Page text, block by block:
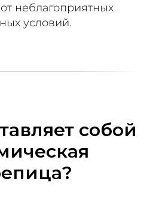
неблагоприятных
условий.
собой